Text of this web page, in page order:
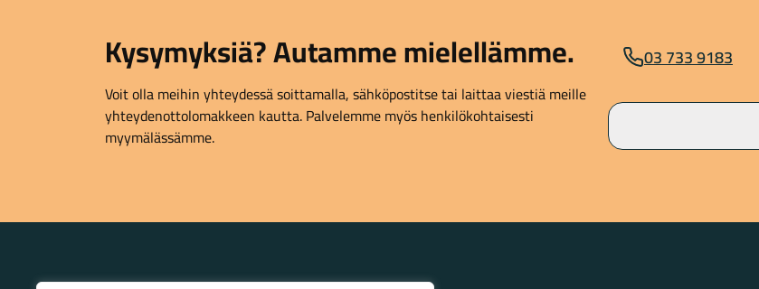
Kysymyksiä? Autamme mielellämme.
Voit olla meihin yhteydessä soittamalla, sähköpostitse tai laittaa viestiä meille
yhteydenottolomakkeen kautta. Palvelemme myös henkilökohtaisesti
myymälässämme.
03 733 9183